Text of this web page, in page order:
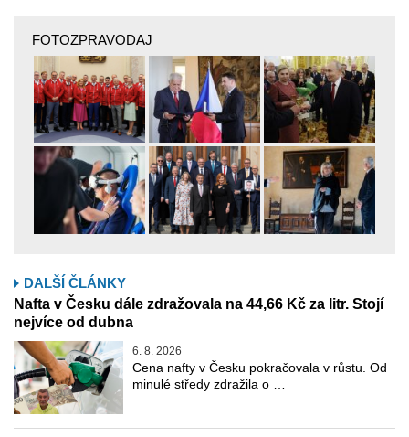
FOTOZPRAVODAJ
DALŠÍ ČLÁNKY
Nafta v Česku dále zdražovala na 44,66 Kč za litr. Stojí
nejvíce od dubna
6. 8. 2026
Cena nafty v Česku pokračovala v růstu. Od
minulé středy zdražila o …